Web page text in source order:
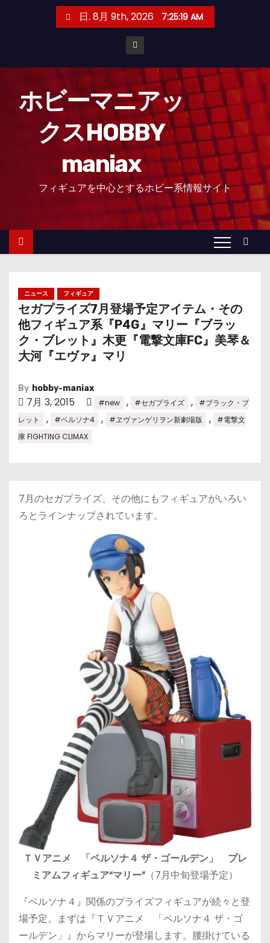
日. 8月 9th, 2026 7:25:20 AM
ホビーマニアッ
クスHOBBY
maniax
フィギュアを中心とするホビー系情報サイト
ニュース フィギュア
セガプライズ7月登場予定アイテム・その
他フィギュア系『P4G』マリー『ブラッ
ク・ブレット』木更『電撃文庫FC』美琴＆
大河『エヴァ』マリ
By hobby-maniax
7月 3, 2015 #new , #セガプライズ ,
#ブラック・ブ
レット
, #ペルソナ4 , #ヱヴァンゲリヲン新劇場版 ,
#電撃文
庫 FIGHTING CLIMAX
7月のセガプライズ、その他にもフィギュアがいろい
ろとラインナップされています。
ＴＶアニメ 「ペルソナ４ ザ・ゴールデン」 プレ
ミアムフィギュア“マリー”（7月中旬登場予定）
『ペルソナ４』関係のプライズフィギュアが続々と登
場予定。まずは『ＴＶアニメ 「ペルソナ４ ザ・ゴ
ールデン」』からマリーが登場します。腰掛けている